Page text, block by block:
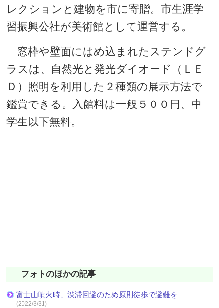
レクションと建物を市に寄贈。市生涯学
習振興公社が美術館として運営する。
窓枠や壁面にはめ込まれたステンドグ
ラスは、自然光と発光ダイオード（ＬＥ
Ｄ）照明を利用した２種類の展示方法で
鑑賞できる。入館料は一般５００円、中
学生以下無料。
フォトのほかの記事
富士山噴火時、渋滞回避のため原則徒歩で避難を
(2022/3/31)